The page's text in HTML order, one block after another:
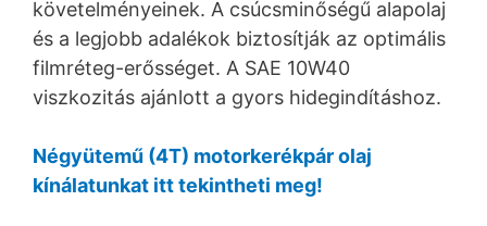
követelményeinek. A csúcsminőségű alapolaj
és a legjobb adalékok biztosítják az optimális
filmréteg-erősséget. A SAE 10W40
viszkozitás ajánlott a gyors hidegindításhoz.
Négyütemű (4T) motorkerékpár olaj
kínálatunkat itt tekintheti meg!